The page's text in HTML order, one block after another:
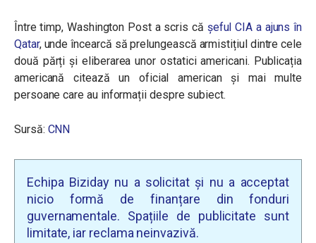
Între timp, Washington Post a scris că șeful CIA a ajuns în
Qatar, unde încearcă să prelungească armistițiul dintre cele
două părți și eliberarea unor ostatici americani. Publicația
americană citează un oficial american și mai multe
persoane care au informații despre subiect.
Sursă: CNN
Echipa Biziday nu a solicitat și nu a acceptat
nicio formă de finanțare din fonduri
guvernamentale. Spațiile de publicitate sunt
limitate, iar reclama neinvazivă.